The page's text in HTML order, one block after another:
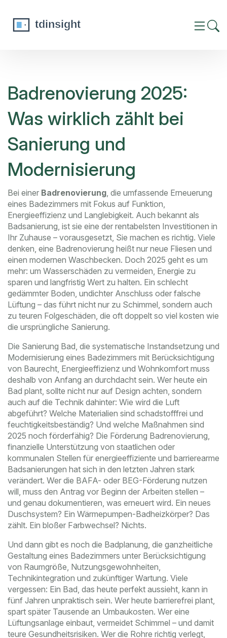
Badrenovierung 2025:
Was wirklich zählt bei
Sanierung und
Modernisierung
Bei einer Badrenovierung, die umfassende Erneuerung
eines Badezimmers mit Fokus auf Funktion,
Energieeffizienz und Langlebigkeit. Auch bekannt als
Badsanierung, ist sie eine der rentabelsten Investitionen in
Ihr Zuhause – vorausgesetzt, Sie machen es richtig. Viele
denken, eine Badrenovierung heißt nur neue Fliesen und
einen modernen Waschbecken. Doch 2025 geht es um
mehr: um Wasserschäden zu vermeiden, Energie zu
sparen und langfristig Wert zu halten. Ein schlecht
gedämmter Boden, undichter Anschluss oder falsche
Lüftung – das führt nicht nur zu Schimmel, sondern auch
zu teuren Folgeschäden, die oft doppelt so viel kosten wie
die ursprüngliche Sanierung.
Die Sanierung Bad, die systematische Instandsetzung und
Modernisierung eines Badezimmers mit Berücksichtigung
von Baurecht, Energieeffizienz und Wohnkomfort muss
deshalb von Anfang an durchdacht sein. Wer heute ein
Bad plant, sollte nicht nur auf Design achten, sondern
auch auf die Technik dahinter: Wie wird die Luft
abgeführt? Welche Materialien sind schadstofffrei und
feuchtigkeitsbeständig? Und welche Maßnahmen sind
2025 noch förderfähig? Die Förderung Badrenovierung,
finanzielle Unterstützung von staatlichen oder
kommunalen Stellen für energieeffiziente und barrierearme
Badsanierungen hat sich in den letzten Jahren stark
verändert. Wer die BAFA- oder BEG-Förderung nutzen
will, muss den Antrag vor Beginn der Arbeiten stellen –
und genau dokumentieren, was erneuert wird. Ein neues
Duschsystem? Ein Wärmepumpen-Badheizkörper? Das
zählt. Ein bloßer Farbwechsel? Nichts.
Und dann gibt es noch die Badplanung, die ganzheitliche
Gestaltung eines Badezimmers unter Berücksichtigung
von Raumgröße, Nutzungsgewohnheiten,
Technikintegration und zukünftiger Wartung. Viele
vergessen: Ein Bad, das heute perfekt aussieht, kann in
fünf Jahren unpraktisch sein. Wer heute barrierefrei plant,
spart später Tausende an Umbaukosten. Wer eine
Lüftungsanlage einbaut, vermeidet Schimmel – und damit
teure Gesundheitsrisiken. Wer die Rohre richtig verlegt,